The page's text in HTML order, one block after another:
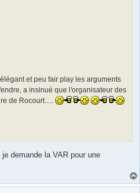
et peu fair play les arguments
a insinué que l'organisateur des
de Rocourt.....
je demande la VAR pour une